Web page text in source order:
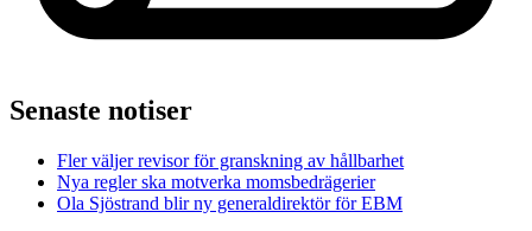
Senaste notiser
Fler väljer revisor för granskning av hållbarhet
Nya regler ska motverka momsbedrägerier
Ola Sjöstrand blir ny generaldirektör för EBM